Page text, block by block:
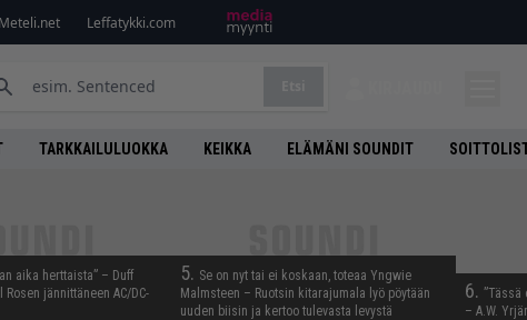
Meteli.net Leffatykki.com
TARKKAILULUOKKA KEIKKA ELÄMÄNI SOUNDIT
aika herttaista” – Duff
Rosen jännittäneen AC/DC-
5. Se on nyt tai ei koskaan, toteaa Yngwie
Malmsteen – Ruotsin kitarajumala lyö pöytään
uuden biisin ja kertoo tulevasta levystä
6. ”Tässä
– A.W.